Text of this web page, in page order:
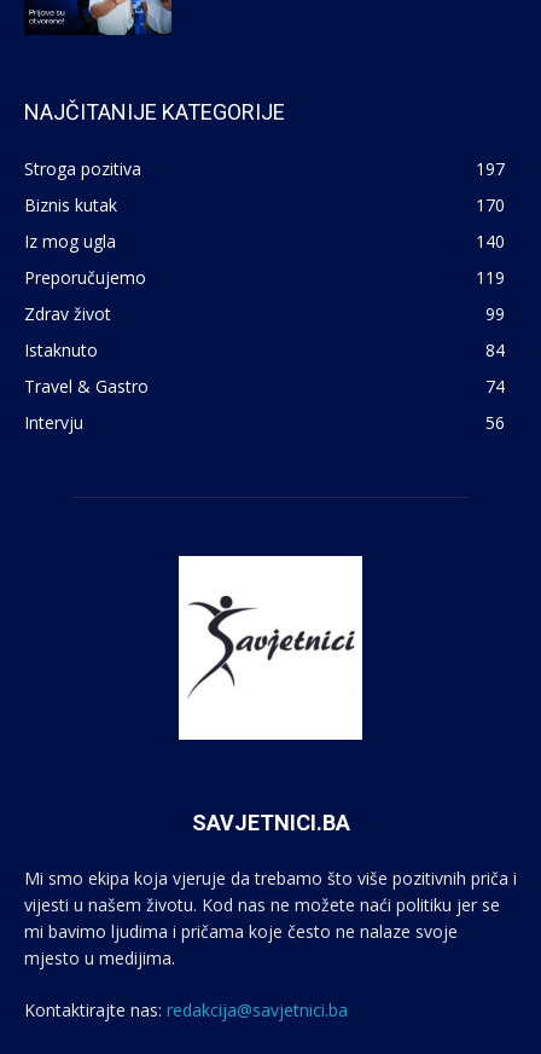
NAJČITANIJE KATEGORIJE
Stroga pozitiva
197
Biznis kutak
170
Iz mog ugla
140
Preporučujemo
119
Zdrav život
99
Istaknuto
84
Travel & Gastro
74
Intervju
56
SAVJETNICI.BA
Mi smo ekipa koja vjeruje da trebamo što više pozitivnih priča i
vijesti u našem životu. Kod nas ne možete naći politiku jer se
mi bavimo ljudima i pričama koje često ne nalaze svoje
mjesto u medijima.
Kontaktirajte nas: redakcija@savjetnici.ba